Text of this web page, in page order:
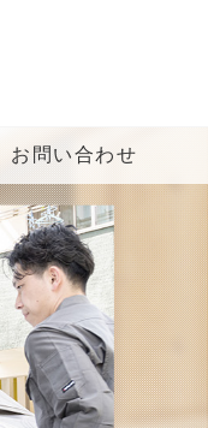
お問い合わせ